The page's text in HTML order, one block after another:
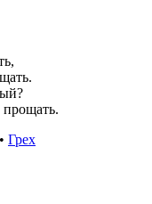
• Грех